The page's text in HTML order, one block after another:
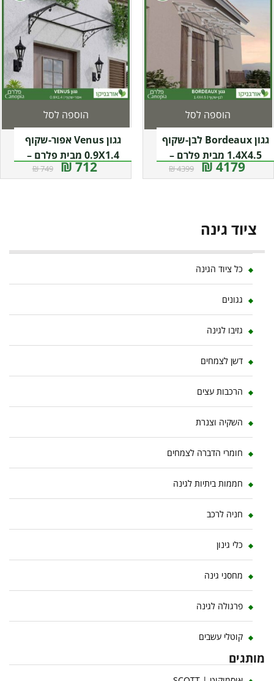
גגון Bordeaux לבן-שקוף
1.4X4.5 מבית פלרם –
Canopia
4179 ₪
4399 ₪
הוספה לסל
גגון Venus אפור-שקוף
0.9X1.4 מבית פלרם –
Canopia
712 ₪
749 ₪
הוספה לסל
ציוד גינה
כל ציוד הגינה
גגונים
גזיבו לגינה
דשן לצמחים
הרכבות עצים
השקיה וצנרת
חומרי הדברה לצמחים
חממות ביתיות לגינה
חניה לרכב
כלי גינון
מחסני גינה
פרגולה לגינה
קוטלי עשבים
מותגים